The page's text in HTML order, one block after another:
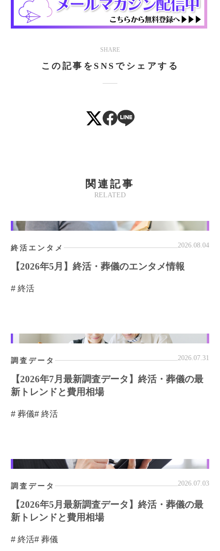
SHARE
この記事をSNSでシェアする
RELATED
関連記事
終活エンタメ 2026.08.04
【2026年5月】終活・葬儀のエンタメ情報
# 終活
調査データ 2026.07.31
【2026年7月最新調査データ】終活・葬儀の最
新トレンドと費用相場
# 葬儀# 終活
調査データ 2026.07.03
【2026年5月最新調査データ】終活・葬儀の最
新トレンドと費用相場
# 終活# 葬儀